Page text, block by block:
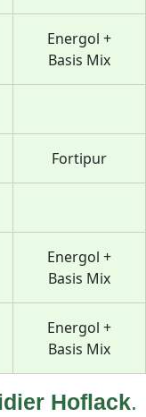
Energol +
Basis Mix
Fortipur
Energol +
Basis Mix
Energol +
Basis Mix
Hoflack.